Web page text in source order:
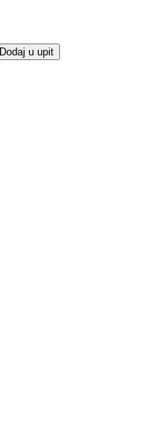
Dodaj u upit